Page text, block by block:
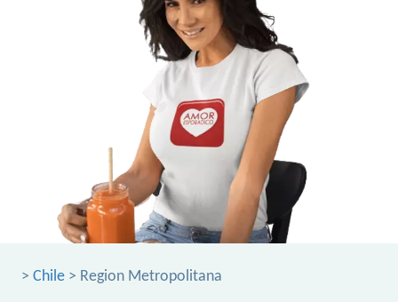
> Chile > Region Metropolitana